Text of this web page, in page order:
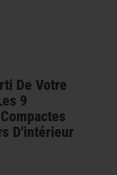
De Votre
9
D'intérieur